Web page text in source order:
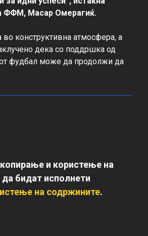
ФФМ, Масар Омерагиќ.
конструктивна атмосфера, а
дека со поддршка од
фудбал може да продолжи да
и користење на
бидат исполнети
на содржините.